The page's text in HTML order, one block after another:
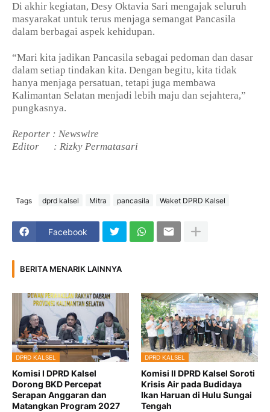
Di akhir kegiatan, Desy Oktavia Sari mengajak seluruh
masyarakat untuk terus menjaga semangat Pancasila
dalam berbagai aspek kehidupan.
“Mari kita jadikan Pancasila sebagai pedoman dan dasar
dalam setiap tindakan kita. Dengan begitu, kita tidak
hanya menjaga persatuan, tetapi juga membawa
Kalimantan Selatan menjadi lebih maju dan sejahtera,”
pungkasnya.
Reporter : Newswire
Editor
: Rizky Permatasari
Tags dprd kalsel Mitra pancasila Waket DPRD Kalsel
Facebook
BERITA MENARIK LAINNYA
DPRD KALSEL
Komisi I DPRD Kalsel
Dorong BKD Percepat
Serapan Anggaran dan
Matangkan Program 2027
DPRD KALSEL
Komisi II DPRD Kalsel Soroti
Krisis Air pada Budidaya
Ikan Haruan di Hulu Sungai
Tengah